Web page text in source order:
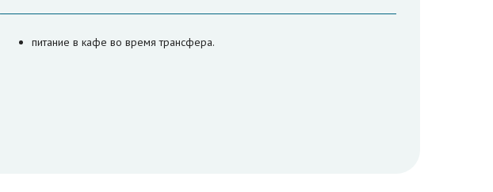
питание в кафе во время трансфера.